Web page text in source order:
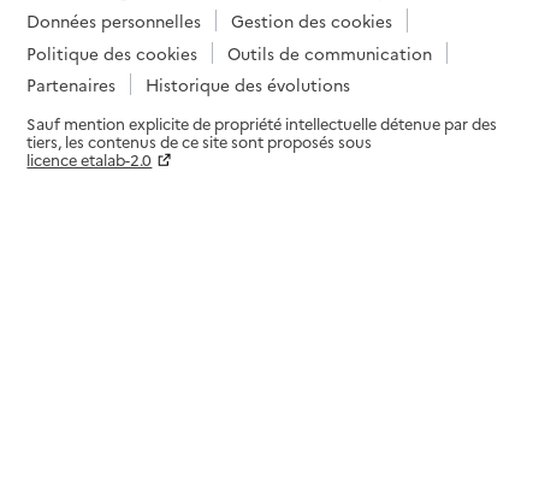
Données personnelles
Gestion des cookies
Politique des cookies
Outils de communication
Partenaires
Historique des évolutions
Sauf mention explicite de propriété intellectuelle détenue par des
tiers, les contenus de ce site sont proposés sous
licence etalab-2.0